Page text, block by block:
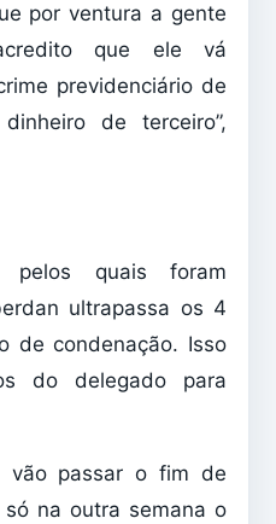
por ventura a gente
que ele vá
previdenciário de
de terceiro”,
quais foram
ultrapassa os 4
de condenação. Isso
do delegado para
vão passar o fim de
na outra semana o